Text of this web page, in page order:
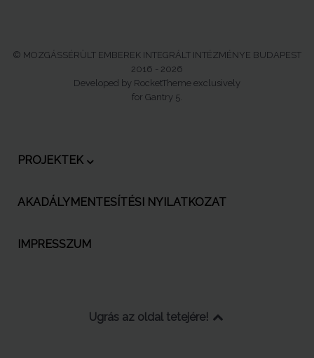
© MOZGÁSSÉRÜLT EMBEREK INTEGRÁLT INTÉZMÉNYE BUDAPEST
2016 - 2026
Developed by RocketTheme exclusively
for Gantry 5.
PROJEKTEK
AKADÁLYMENTESÍTÉSI NYILATKOZAT
IMPRESSZUM
Ugrás az oldal tetejére!